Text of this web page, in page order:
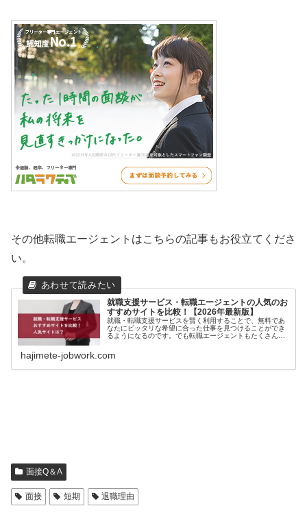
その他転職エージェントはこちらの記事もお役立てくださ
い。
就職支援サービス・転職エージェントの人気のお
すすめサイトを比較！【2026年最新版】
就職・転職支援サービスを賢く利用することで、無料であ
なたにピッタリな希望に合った仕事を見つけることができ
るようになるのです。でも転職エージェントもたくさんあ
しながら詳しくご紹介します。就活が上手くいかずに悩ん
hajimete-jobwork.com
面接Q＆A
面接 短期 退職理由